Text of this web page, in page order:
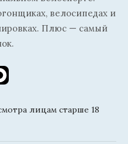
велосипедах и
Плюс — самый
лицам старше 18